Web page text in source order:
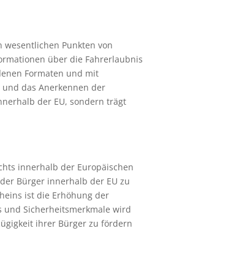
Punkten von
über die Fahrerlaubnis
Formaten und mit
das Anerkennen der
der EU, sondern trägt
innerhalb der Europäischen
Bürger innerhalb der EU zu
ist die Erhöhung der
Sicherheitsmerkmale wird
ihrer Bürger zu fördern